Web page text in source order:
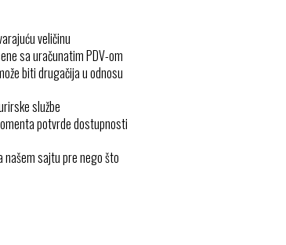
veličinu
sa uračunatim PDV-om
biti drugačija u odnosu
službe
potvrde dostupnosti
našem sajtu pre nego što